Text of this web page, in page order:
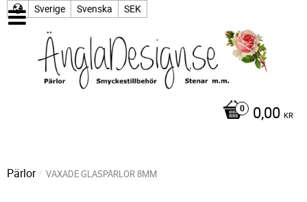
Sverige Svenska SEK
0,00 KR
Pärlor VAXADE GLASPÄRLOR 8MM